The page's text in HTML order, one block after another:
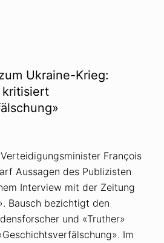
Ukraine-Krieg:
kritisiert
François
Aussagen des Publizisten
Interview mit der Zeitung
Bausch bezichtigt den
und «Truther»
Im